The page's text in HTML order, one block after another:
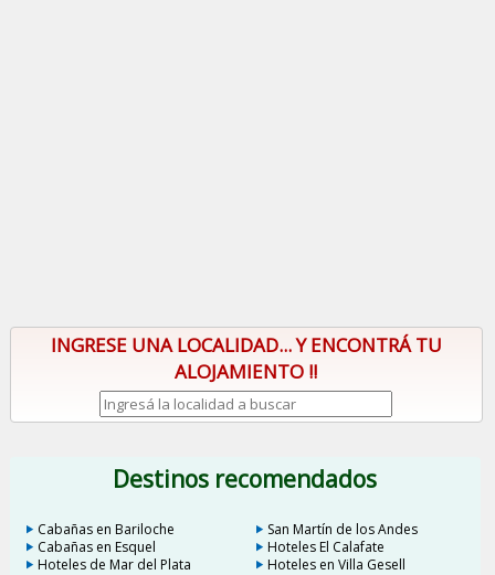
INGRESE UNA LOCALIDAD... Y ENCONTRÁ TU
ALOJAMIENTO !!
Destinos recomendados
Cabañas en Bariloche
San Martín de los Andes
Cabañas en Esquel
Hoteles El Calafate
Hoteles de Mar del Plata
Hoteles en Villa Gesell